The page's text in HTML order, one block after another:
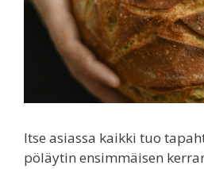
Itse asiassa kaikki tuo
pöläytin ensimmäisen